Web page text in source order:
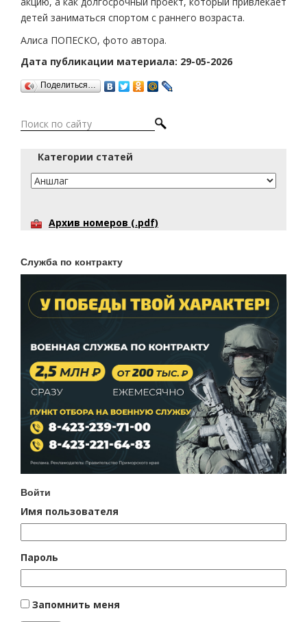
детей заниматься спортом с раннего возраста.
Алиса ПОПЕСКО, фото автора.
Дата публикации материала: 29-05-2026
Поделиться…
Категории статей
Архив номеров (.pdf)
Служба по контракту
Войти
Имя пользователя
Пароль
Запомнить меня